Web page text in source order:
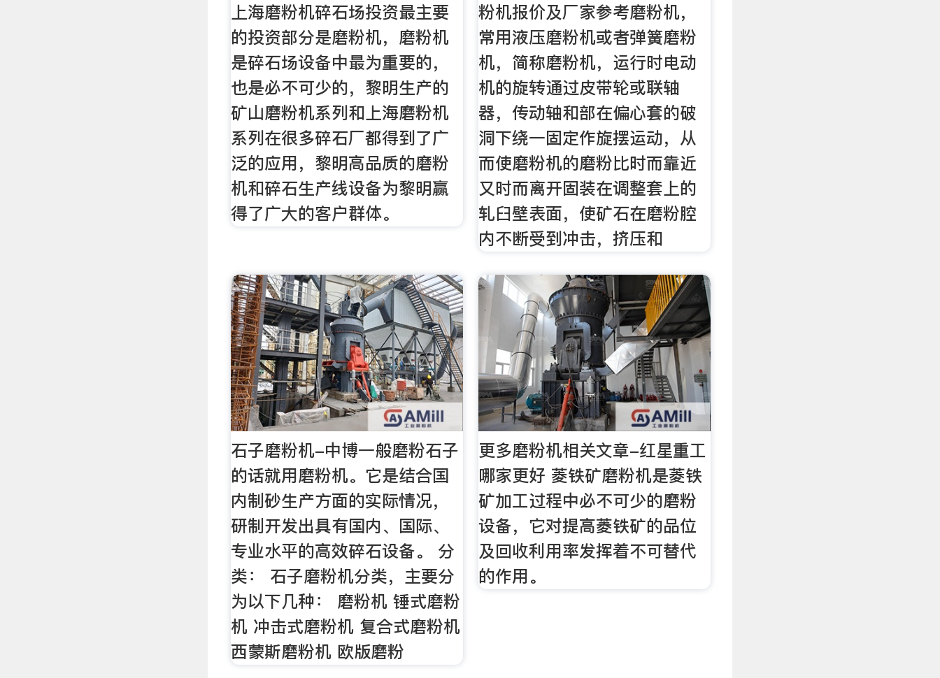
上海磨粉机碎石场投资最主要
的投资部分是磨粉机，磨粉机
是碎石场设备中最为重要的，
也是必不可少的，黎明生产的
矿山磨粉机系列和上海磨粉机
系列在很多碎石厂都得到了广
泛的应用，黎明高品质的磨粉
机和碎石生产线设备为黎明赢
得了广大的客户群体。
粉机报价及厂家参考磨粉机，
常用液压磨粉机或者弹簧磨粉
机，简称磨粉机，运行时电动
机的旋转通过皮带轮或联轴
器，传动轴和部在偏心套的破
洞下绕一固定作旋摆运动，从
而使磨粉机的磨粉比时而靠近
又时而离开固装在调整套上的
轧臼壁表面，使矿石在磨粉腔
内不断受到冲击，挤压和
石子磨粉机-中博一般磨粉石子
的话就用磨粉机。它是结合国
内制砂生产方面的实际情况，
研制开发出具有国内、国际、
专业水平的高效碎石设备。 分
类： 石子磨粉机分类，主要分
为以下几种： 磨粉机 锤式磨粉
机 冲击式磨粉机 复合式磨粉机
西蒙斯磨粉机 欧版磨粉
更多磨粉机相关文章-红星重工
哪家更好 菱铁矿磨粉机是菱铁
矿加工过程中必不可少的磨粉
设备，它对提高菱铁矿的品位
及回收利用率发挥着不可替代
的作用。